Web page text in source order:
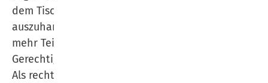
dem Tisch sowie nach den Tischregeln neu
auszuhandeln sind. Das ist dann Ausdruck von
mehr Teilhabe und am Ende von mehr
Gerechtigkeit.
Als recht undramatisch schilderte Herr El-